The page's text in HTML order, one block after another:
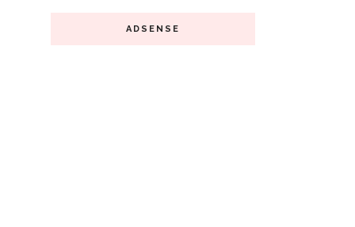
ADSENSE